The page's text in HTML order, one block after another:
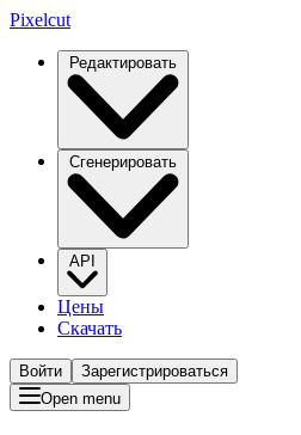
Pixelcut
Редактировать
Сгенерировать
API
Цены
Скачать
Войти
Зарегистрироваться
Open menu